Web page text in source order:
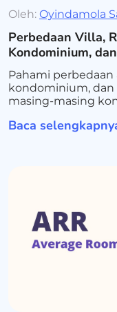
Oleh: Oyindamola
Perbedaan Villa,
Kondominium,
Pahami perbedaan
kondominium, dan
masing-masing
yang tepat sesuai
Baca